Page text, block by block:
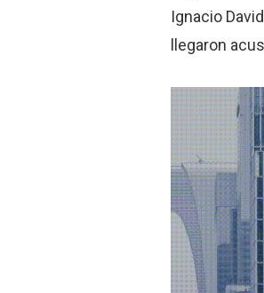
Ignacio
llegaron